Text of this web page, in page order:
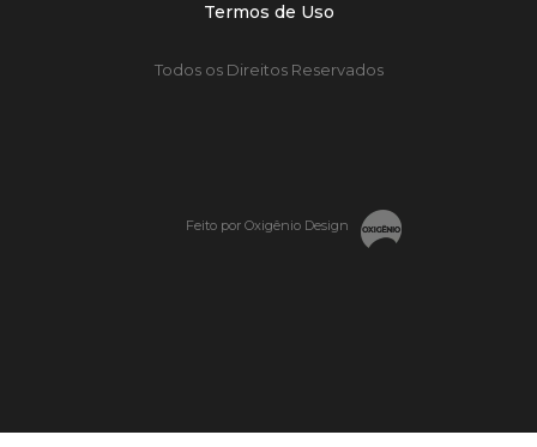
Termos de Uso
Todos os Direitos Reservados
Feito por Oxigênio Design